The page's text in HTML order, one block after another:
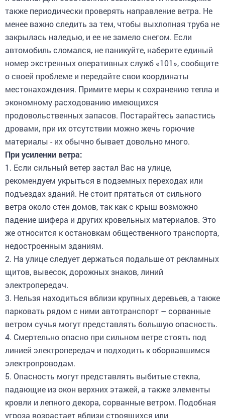
также периодически проверять направление ветра. Не
менее важно следить за тем, чтобы выхлопная труба не
закрылась наледью, и ее не замело снегом. Если
автомобиль сломался, не паникуйте, наберите единый
номер экстренных оперативных служб «101», сообщите
о своей проблеме и передайте свои координаты
местонахождения. Примите меры к сохранению тепла и
экономному расходованию имеющихся
продовольственных запасов. Постарайтесь запастись
дровами, при их отсутствии можно жечь горючие
материалы - их обычно бывает довольно много.
При усилении ветра:
1. Если сильный ветер застал Вас на улице,
рекомендуем укрыться в подземных переходах или
подъездах зданий. Не стоит прятаться от сильного
ветра около стен домов, так как с крыш возможно
падение шифера и других кровельных материалов. Это
же относится к остановкам общественного транспорта,
недостроенным зданиям.
2. На улице следует держаться подальше от рекламных
щитов, вывесок, дорожных знаков, линий
электропередач.
3. Нельзя находиться вблизи крупных деревьев, а также
парковать рядом с ними автотранспорт – сорванные
ветром сучья могут представлять большую опасность.
4. Смертельно опасно при сильном ветре стоять под
линией электропередач и подходить к оборвавшимся
электропроводам.
5. Опасность могут представлять выбитые стекла,
падающие из окон верхних этажей, а также элементы
кровли и лепного декора, сорванные ветром. Подобная
угроза возрастает вблизи строящихся или